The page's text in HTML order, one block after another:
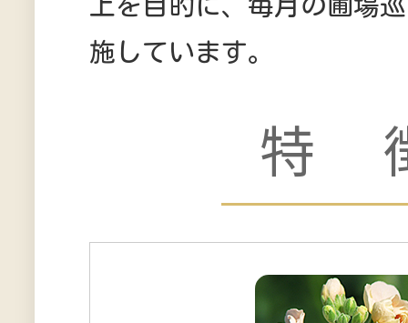
上を目的に、毎月の圃場
施しています。
特